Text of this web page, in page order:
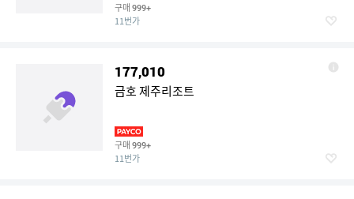
구매 999+
11번가
177,010
금호 제주리조트
구매 999+
11번가